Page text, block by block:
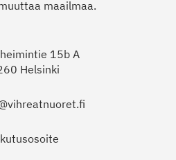
maailmaa.
15b A
Helsinki